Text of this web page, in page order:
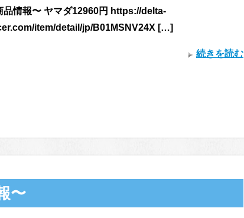
品情報〜 ヤマダ12960円 https://delta-
item/detail/jp/B01MSNV24X […]
続きを読む
〜